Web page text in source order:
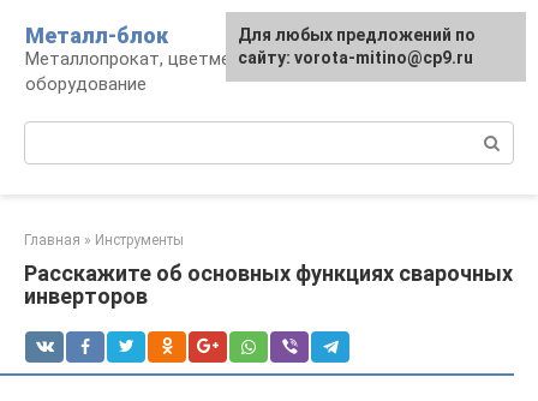
контенту
Металл-блок
Металлопрокат, цветмет, обработка и
оборудование
Главная » Инструменты
Расскажите об основных функциях сварочных
инверторов
Для любых предложений по
сайту: vorota-mitino@cp9.ru